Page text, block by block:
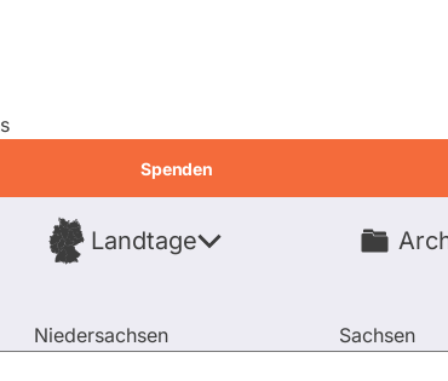
Landtage
Niedersachsen
Sachsen
Spenden